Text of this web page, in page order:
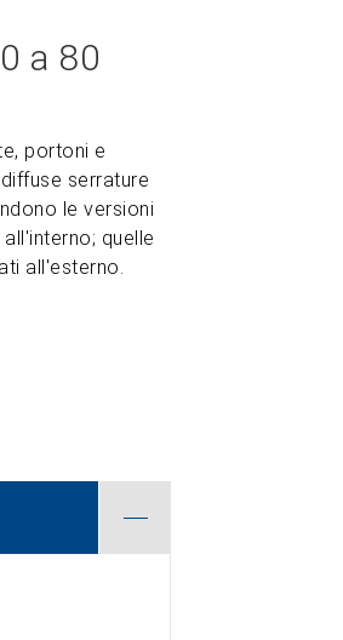
a 80
portoni e
serrature
le versioni
quelle
all'esterno.